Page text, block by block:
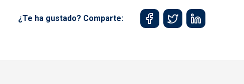
¿Te ha gustado? Comparte: